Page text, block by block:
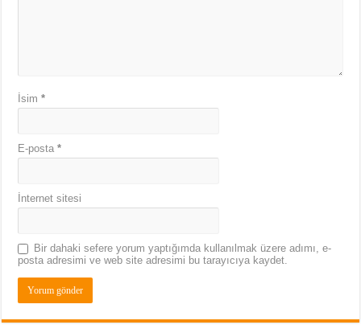
İsim*
E-posta*
İnternet sitesi
Bir dahaki sefere yorum yaptığımda kullanılmak üzere adımı, e-
posta adresimi ve web site adresimi bu tarayıcıya kaydet.